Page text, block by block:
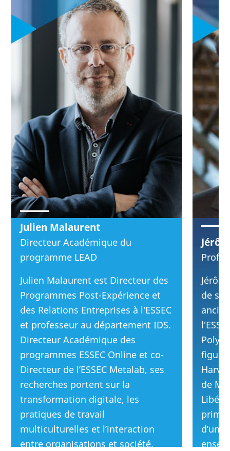
Julien Malaurent
Directeur Académique du
programme LEAD
Julien Malaurent est Directeur des
Programmes Post-Expérience et
des Relations Entreprises à l'ESSEC
et professeur au département IDS.
Directeur Académique des
programmes ESSEC Online et co-
Directeur de l’ESSEC Metalab, ses
recherches portent sur la
transformation digitale, les
pratiques de travail
multiculturelles et l’interaction
entre organisations et société,
de
de
primé
d’un